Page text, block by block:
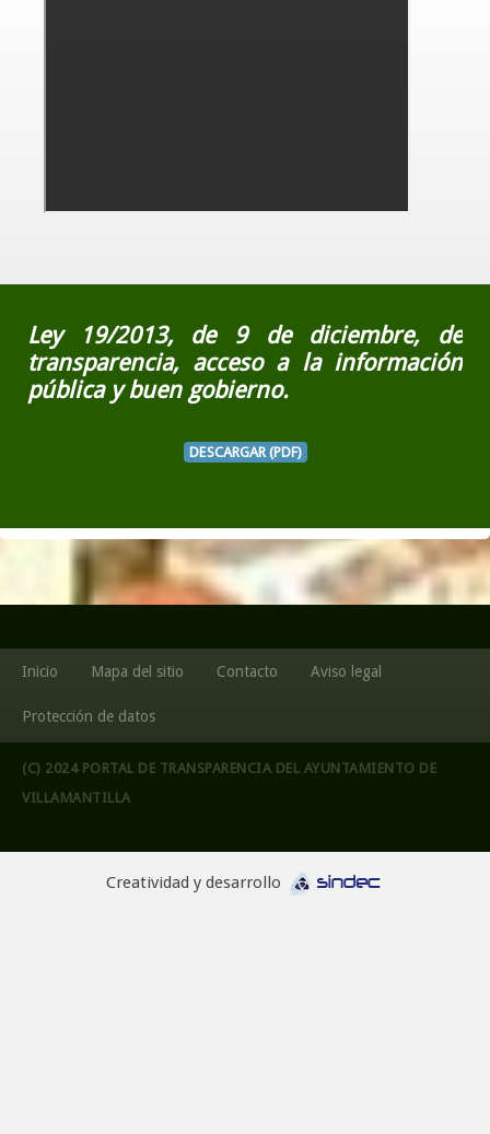
Ley 19/2013, de 9 de diciembre, de
transparencia, acceso a la información
pública y buen gobierno.
DESCARGAR (PDF)
Inicio Mapa del sitio Contacto Aviso legal
Protección de datos
(C) 2024 PORTAL DE TRANSPARENCIA DEL AYUNTAMIENTO DE
VILLAMANTILLA
Creatividad y desarrollo